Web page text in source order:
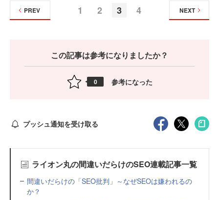
1 2 3 4
PREV NEXT
この記事は参考になりましたか？
0 参考になった
プッシュ通知を受け取る
ライオン丸の間違いだらけのSEO連載記事一覧
間違いだらけの「SEO批判」～なぜSEOは嫌われるの
か？